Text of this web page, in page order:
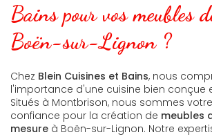
Bains pour vos meubles
Boën-sur-Lignon ?
Chez Blein Cuisines et Bains, nous
l'importance d'une cuisine bien conçue
Situés à Montbrison, nous sommes votre
confiance pour la création de meubles
mesure à Boën-sur-Lignon. Notre